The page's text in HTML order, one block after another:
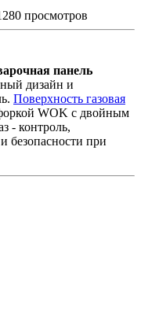
просмотров
панель
дизайн и
Поверхность газовая
WOK с двойным
- контроль,
безопасности при